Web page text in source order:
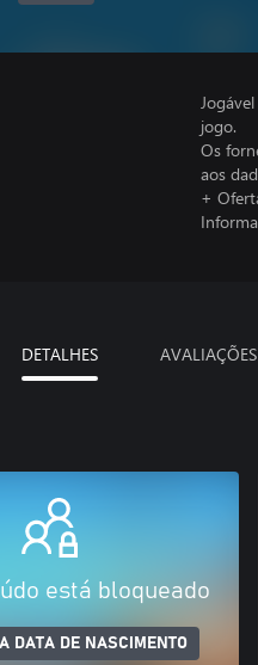
jogo.
Os
aos
+
DETALHES AVALIAÇÕES
está bloqueado
DATA DE NASCIMENTO